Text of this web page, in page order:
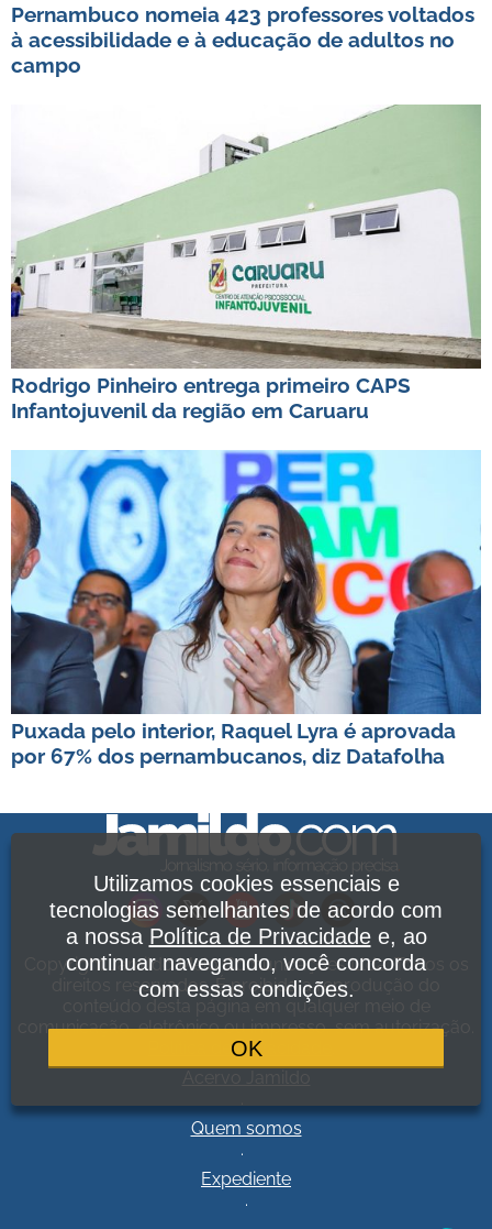
Pernambuco nomeia 423 professores voltados
à acessibilidade e à educação de adultos no
campo
Rodrigo Pinheiro entrega primeiro CAPS
Infantojuvenil da região em Caruaru
Puxada pelo interior, Raquel Lyra é aprovada
por 67% dos pernambucanos, diz Datafolha
Copyright Jamildo Melo Comunicações Ltda. Todos os
direitos reservados. É proibida a reprodução do
conteúdo desta página em qualquer meio de
comunicação, eletrônico ou impresso, sem autorização.
Política de Privacidade
Quem somos
.
Expediente
.
Utilizamos cookies essenciais e
tecnologias semelhantes de acordo com
a nossa Política de Privacidadee, ao
continuar navegando, você concorda
com essas condições.
OK